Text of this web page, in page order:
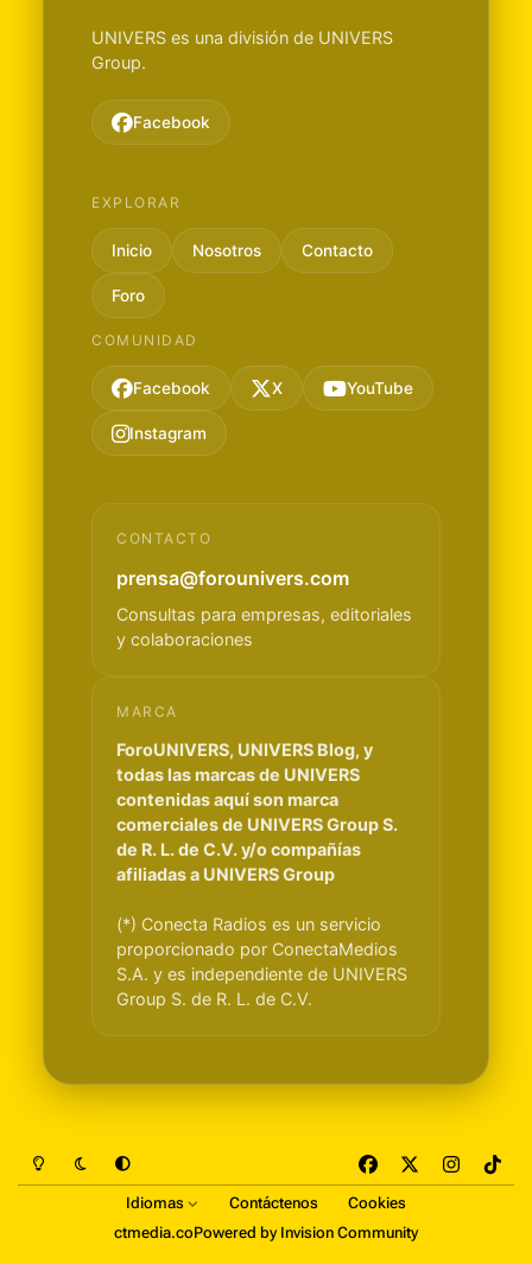
UNIVERS es una división de UNIVERS
Group.
Facebook
EXPLORAR
Inicio Nosotros Contacto
Foro
COMUNIDAD
Facebook X YouTube
Instagram
CONTACTO
prensa@forounivers.com
Consultas para empresas, editoriales
y colaboraciones
MARCA
ForoUNIVERS, UNIVERS Blog, y
todas las marcas de UNIVERS
contenidas aquí son marca
comerciales de UNIVERS Group S.
de R. L. de C.V. y/o compañías
afiliadas a UNIVERS Group
(*) Conecta Radios es un servicio
proporcionado por ConectaMedios
S.A. y es independiente de UNIVERS
Group S. de R. L. de C.V.
Light ModeDark ModeSystem Preference
a
c
e
n
i
Idiomas Contáctenos
Cookies
ctmedia.coPowered by Invision Community